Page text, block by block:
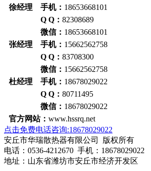
徐经理 手机： 18653668101
Q Q： 82308689
微信： 18653668101
张经理 手机： 15662562758
Q Q： 83708300
微信： 15662562758
杜经理 手机： 18678029022
Q Q： 80711495
微信： 18678029022
官方网站： www.hssrq.net
点击免费电话咨询:18678029022
安丘市华瑞散热器有限公司 版权所有
电话：0536-4212670 手机：18678029022
地址：山东省潍坊市安丘市经济开发区